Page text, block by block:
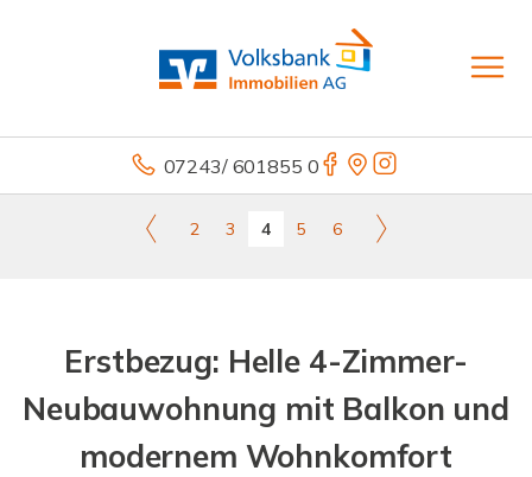
07243/ 601855 0
2 3 4 5 6
Erstbezug: Helle 4-Zimmer-
Neubauwohnung mit Balkon und
modernem Wohnkomfort